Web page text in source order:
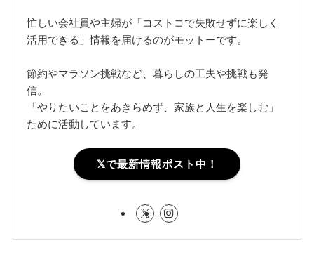
忙しい会社員や主婦が「コストコで失敗せずに楽しく
活用できる」情報を届けるのがモットーです。
節約やマラソン挑戦など、暮らしの工夫や挑戦も発
信。
「やりたいことをあきらめず、家族と人生を楽しむ」
ために活動しています。
𝕏で最新情報ポスト中！